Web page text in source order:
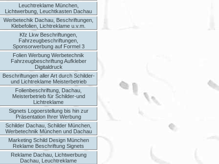
Leuchtreklame München,
Lichtwerbung, Leuchtkasten Dachau
Werbetechik Dachau, Beschriftungen,
Klebefolien, Lichtreklame u.v.m.
Kfz Lkw Beschriftungen,
Fahrzeugbeschriftungen,
Sponsorwerbung auf Formel 3
Folien Werbung Werbetechnik
Fahrzeugbeschriftung Aufkleber
Digitaldruck
Beschriftungen aller Art durch Schilder-
und Lichtreklame Meisterbetrieb
Folienbeschriftung, Dachau,
Meisterbetrieb für Schilder-und
Lichtreklame
Signets Logoerstellung bis hin zur
Präsentation Ihrer Werbung
Schilder Dachau, Schilder München,
Werbetechnik München und Dachau
Marketing Schild Design München
Reklame Beschriftung Signets
Reklame Dachau, Lichtwerbung
Dachau, Leuchtreklame